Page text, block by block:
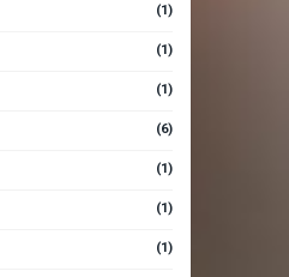
(1)
(1)
(1)
(6)
(1)
(1)
(1)